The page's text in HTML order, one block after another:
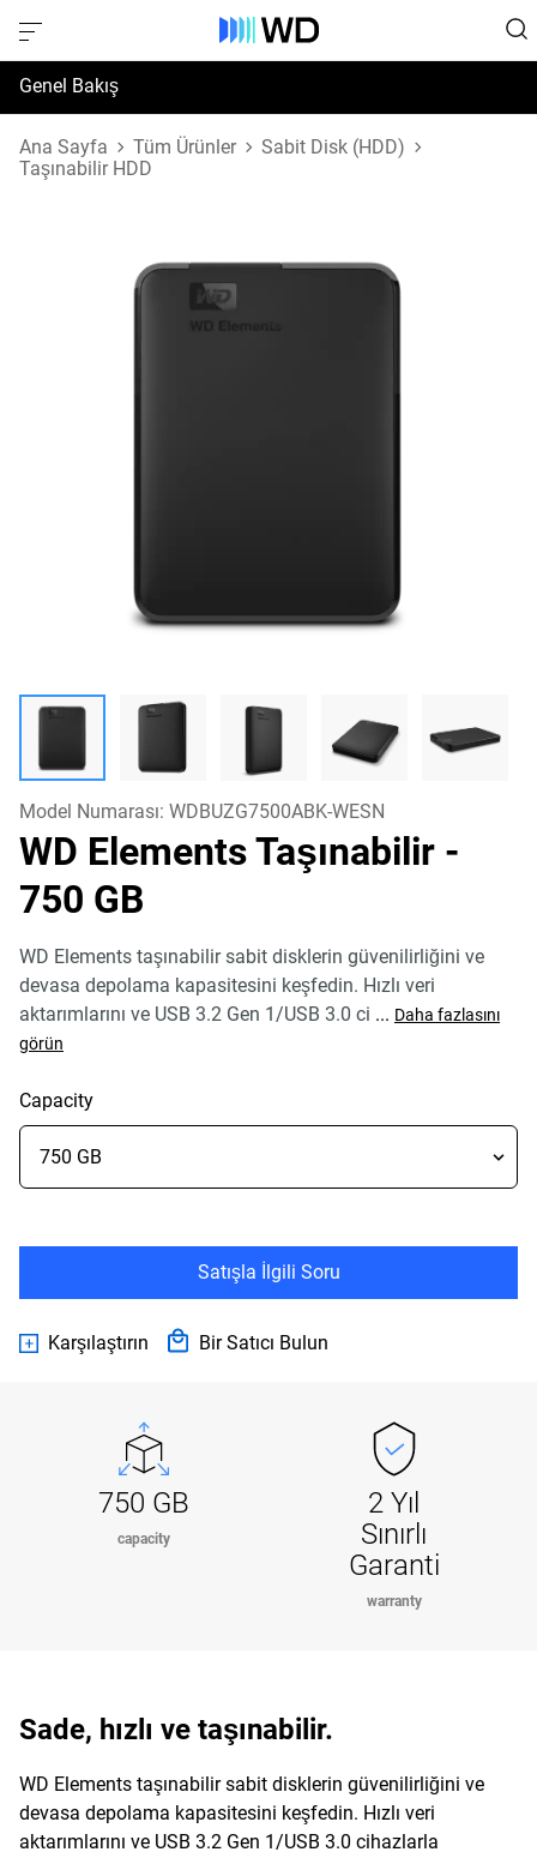
Genel Bakış
Özellikler
Ana Sayfa Tüm Ürünler
Sabit Disk (HDD)
Taşınabilir HDD
Model Numarası: WDBUZG7500ABK-WESN
WD Elements Taşınabilir -
750 GB
WD Elements taşınabilir sabit disklerin güvenilirliğini ve
devasa depolama kapasitesini keşfedin. Hızlı veri
aktarımlarını ve USB 3.2 Gen 1/USB 3.0 ci ... Daha fazlasını
görün
Capacity
Satışla İlgili Soru
Karşılaştırın Bir Satıcı Bulun
750 GB
capacity
2 Yıl
Sınırlı
Garanti
warranty
Sade, hızlı ve taşınabilir.
WD Elements taşınabilir sabit disklerin güvenilirliğini ve
devasa depolama kapasitesini keşfedin. Hızlı veri
aktarımlarını ve USB 3.2 Gen 1/USB 3.0 cihazlarla